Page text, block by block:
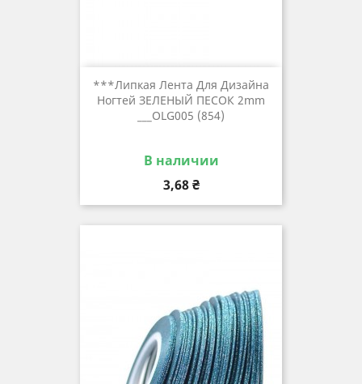
***Липкая Лента Для Дизайна
Ногтей ЗЕЛЕНЫЙ ПЕСОК 2mm
___OLG005 (854)
В наличии
Цена
3,68 ₴